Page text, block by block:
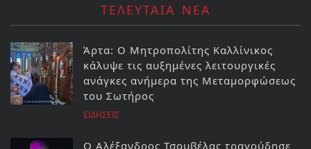
ΤΕΛΕΥΤΑΙΑ ΝΕΑ
Άρτα: Ο Μητροπολίτης Καλλίνικος
κάλυψε τις αυξημένες λειτουργικές
ανάγκες ανήμερα της Μεταμορφώσεως
του Σωτήρος
ΕΙΔΗΣΕΙΣ
Ο Αλέξανδρος Τσουβέλας τραγούδησε